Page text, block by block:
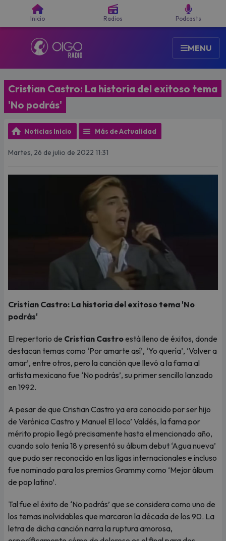
Inicio Radios Podcasts
MENU
Cristian Castro: La historia del exitoso tema
'No podrás'
Noticias Inicio Más de Actualidad
Martes, 26 de julio de 2022 11:31
Cristian Castro: La historia del exitoso tema 'No
podrás'
El repertorio de Cristian Castroestá lleno de éxitos, donde
destacan temas como ‘Por amarte así’, ‘Yo quería’, ‘Volver a
amar’, entre otros, pero la canción que llevó a la fama al
artista mexicano fue ‘No podrás’, su primer sencillo lanzado
en 1992.
A pesar de que Cristian Castro ya era conocido por ser hijo
de Verónica Castro y Manuel El loco’ Valdés, la fama por
mérito propio llegó precisamente hasta el mencionado año,
cuando solo tenía 18 y presentó su álbum debut ‘Agua nueva’
que pudo ser reconocido en las ligas internacionales e incluso
fue nominado para los premios Grammy como ‘Mejor álbum
de pop latino’.
Tal fue el éxito de ‘No podrás’ que se considera como uno de
los temas inolvidables que marcaron la década de los 90. La
letra de dicha canción narra la ruptura amorosa,